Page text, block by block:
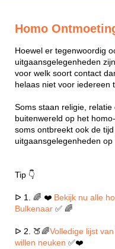
Homo
Hoewel er tegenwoordig
uitgaansgelegenheden
voor welk soort contact
helaas niet voor iedereen
Soms staan religie,
buitenwereld op het
soms ontbreekt ook de
uitgaansgelegenheden op
Tip 👇
ᐅ 1. 🌈 ❤️ Bekijk nu alle
Bulkenaar ✅ 🌈
ᐅ 2. 🍑🌈Volledige lijst
willen neuken ✅❤️